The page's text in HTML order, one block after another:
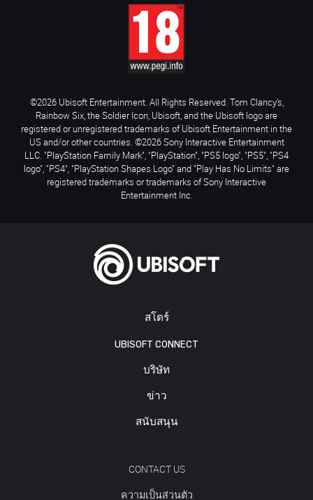
สโตร์
UBISOFT CONNECT
บริษัท
ข่าว
สนับสนุน
CONTACT US
ความเป็นส่วนตัว
©2026 Ubisoft Entertainment. All Rights Reserved. Tom Clancy’s,
Rainbow Six, the Soldier Icon, Ubisoft, and the Ubisoft logo are
registered or unregistered trademarks of Ubisoft Entertainment in the
US and/or other countries. ©2026 Sony Interactive Entertainment
LLC. "PlayStation Family Mark", "PlayStation", "PS5 logo", "PS5", "PS4
logo", "PS4", "PlayStation Shapes Logo" and "Play Has No Limits" are
registered trademarks or trademarks of Sony Interactive
Entertainment Inc.